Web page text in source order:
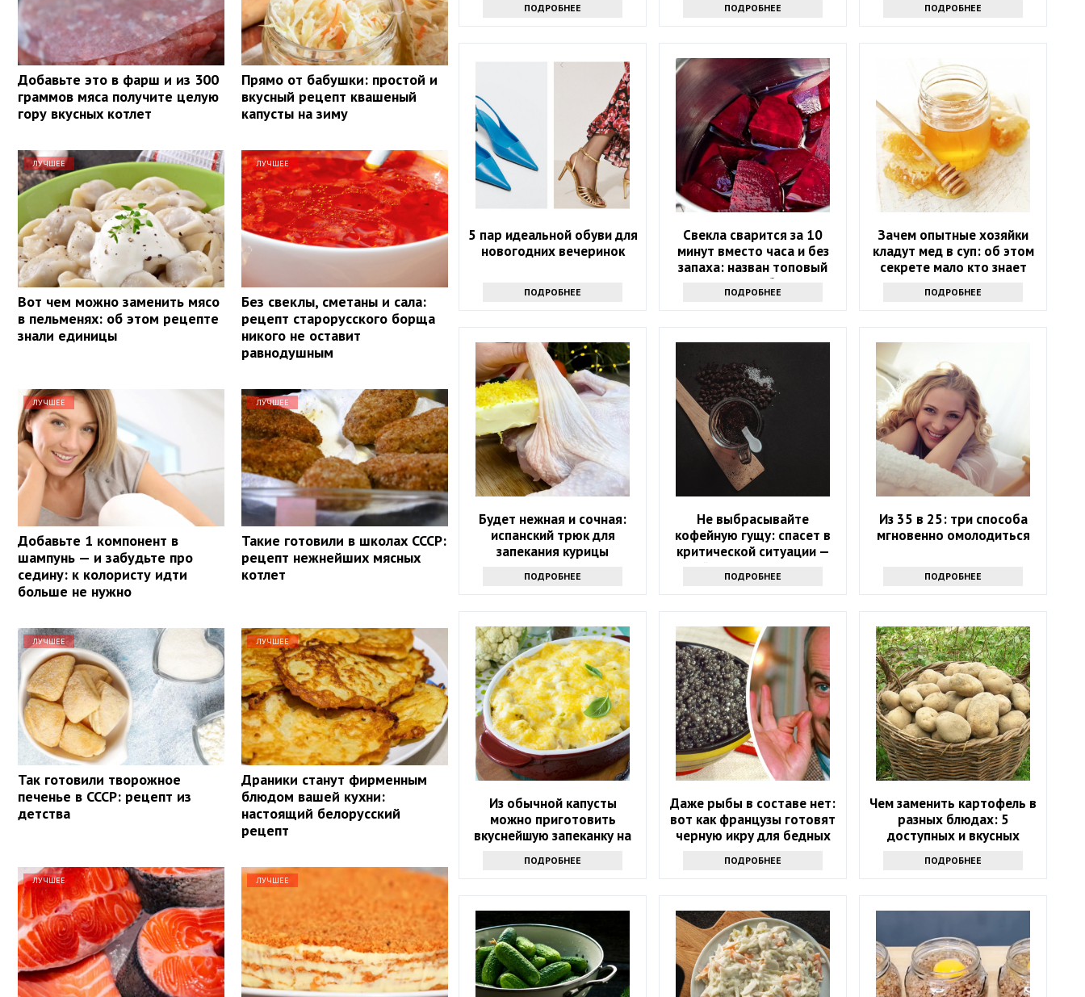
Добавьте это в фарш и из 300
граммов мяса получите целую
гору вкусных котлет
Прямо от бабушки: простой и
вкусный рецепт квашеный
капусты на зиму
ЛУЧШЕЕ
Вот чем можно заменить мясо
в пельменях: об этом рецепте
знали единицы
ЛУЧШЕЕ
Без свеклы, сметаны и сала:
рецепт старорусского борща
никого не оставит
равнодушным
ЛУЧШЕЕ
Добавьте 1 компонент в
шампунь — и забудьте про
седину: к колористу идти
больше не нужно
ЛУЧШЕЕ
Такие готовили в школах СССР:
рецепт нежнейших мясных
котлет
ЛУЧШЕЕ
Так готовили творожное
печенье в СССР: рецепт из
детства
ЛУЧШЕЕ
Драники станут фирменным
блюдом вашей кухни:
настоящий белорусский
рецепт
ЛУЧШЕЕ ЛУЧШЕЕ
ПОДРОБНЕЕ
любой краски
ПОДРОБНЕЕ ПОДРОБНЕЕ
5 пар идеальной обуви для
новогодних вечеринок
ПОДРОБНЕЕ
Свекла сварится за 10
минут вместо часа и без
запаха: назван топовый
способ
ПОДРОБНЕЕ
Зачем опытные хозяйки
кладут мед в суп: об этом
секрете мало кто знает
ПОДРОБНЕЕ
Будет нежная и сочная:
испанский трюк для
запекания курицы
ПОДРОБНЕЕ
Не выбрасывайте
кофейную гущу: спасет в
критической ситуации —
лайфхак от опытных
хозяек
ПОДРОБНЕЕ
Из 35 в 25: три способа
мгновенно омолодиться
ПОДРОБНЕЕ
Из обычной капусты
можно приготовить
вкуснейшую запеканку на
года
ПОДРОБНЕЕ
Даже рыбы в составе нет:
вот как французы готовят
черную икру для бедных
ПОДРОБНЕЕ
Чем заменить картофель в
разных блюдах: 5
доступных и вкусных
ПОДРОБНЕЕ